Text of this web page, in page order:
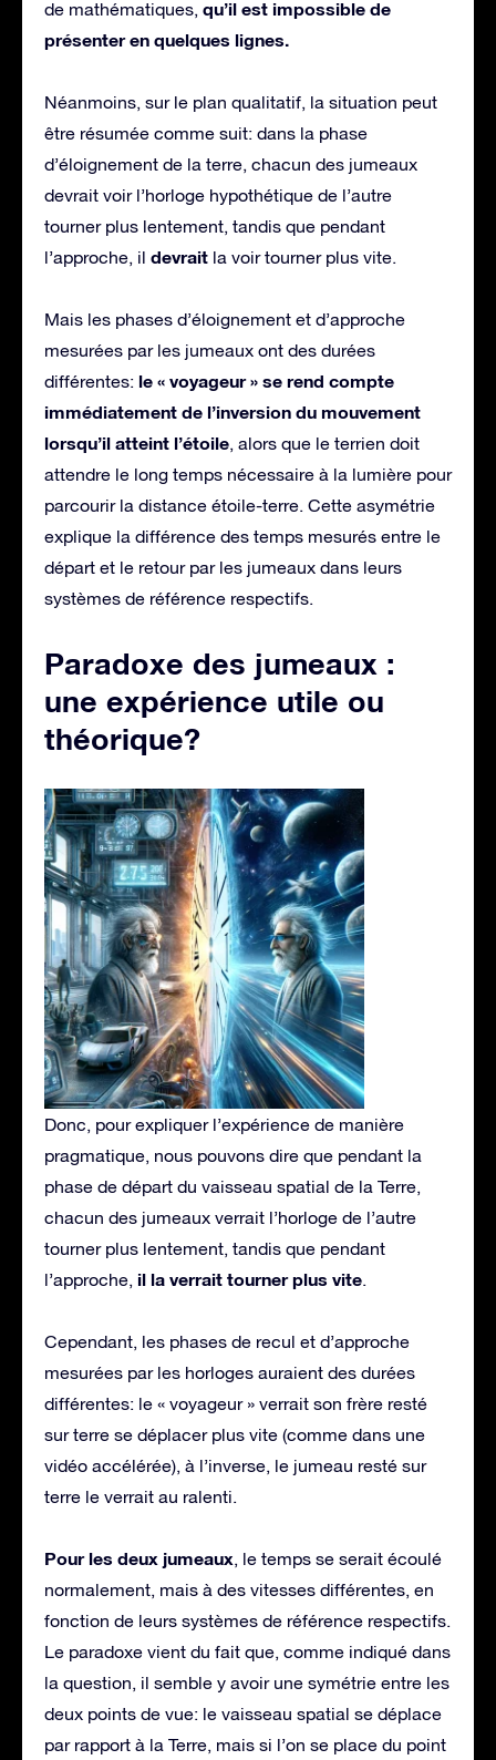
de mathématiques, qu’il est impossible de
présenter en quelques lignes.
Néanmoins, sur le plan qualitatif, la situation peut
être résumée comme suit: dans la phase
d’éloignement de la terre, chacun des jumeaux
devrait voir l’horloge hypothétique de l’autre
tourner plus lentement, tandis que pendant
l’approche, il devrait la voir tourner plus vite.
Mais les phases d’éloignement et d’approche
mesurées par les jumeaux ont des durées
différentes: le « voyageur » se rend compte
immédiatement de l’inversion du mouvement
lorsqu’il atteint l’étoile, alors que le terrien doit
attendre le long temps nécessaire à la lumière pour
parcourir la distance étoile-terre. Cette asymétrie
explique la différence des temps mesurés entre le
départ et le retour par les jumeaux dans leurs
systèmes de référence respectifs.
Paradoxe des jumeaux :
une expérience utile ou
théorique?
Donc, pour expliquer l’expérience de manière
pragmatique, nous pouvons dire que pendant la
phase de départ du vaisseau spatial de la Terre,
chacun des jumeaux verrait l’horloge de l’autre
tourner plus lentement, tandis que pendant
l’approche, il la verrait tourner plus vite.
Cependant, les phases de recul et d’approche
mesurées par les horloges auraient des durées
différentes: le « voyageur » verrait son frère resté
sur terre se déplacer plus vite (comme dans une
vidéo accélérée), à l’inverse, le jumeau resté sur
terre le verrait au ralenti.
Pour les deux jumeaux, le temps se serait écoulé
normalement, mais à des vitesses différentes, en
fonction de leurs systèmes de référence respectifs.
Le paradoxe vient du fait que, comme indiqué dans
la question, il semble y avoir une symétrie entre les
deux points de vue: le vaisseau spatial se déplace
par rapport à la Terre, mais si l’on se place du point